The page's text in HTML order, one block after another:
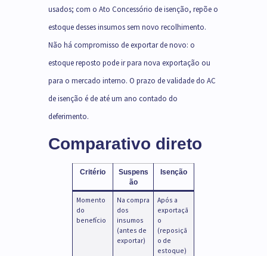
usados; com o Ato Concessório de isenção, repõe o
estoque desses insumos sem novo recolhimento.
Não há compromisso de exportar de novo: o
estoque reposto pode ir para nova exportação ou
para o mercado interno. O prazo de validade do AC
de isenção é de até um ano contado do
deferimento.
Comparativo direto
Critério
Suspens
ão
Isenção
Momento
do
benefício
Na compra
dos
insumos
(antes de
exportar)
Após a
exportaçã
o
(reposiçã
o de
estoque)